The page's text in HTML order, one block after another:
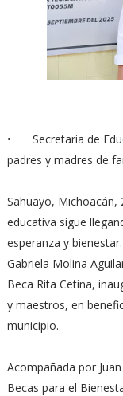
•
Secretaria de
padres y madres de
Sahuayo,
educativa sigue
esperanza y
Gabriela Molina
Beca Rita Cetina,
y maestros, en
municipio.
Acompañada por
Becas para el